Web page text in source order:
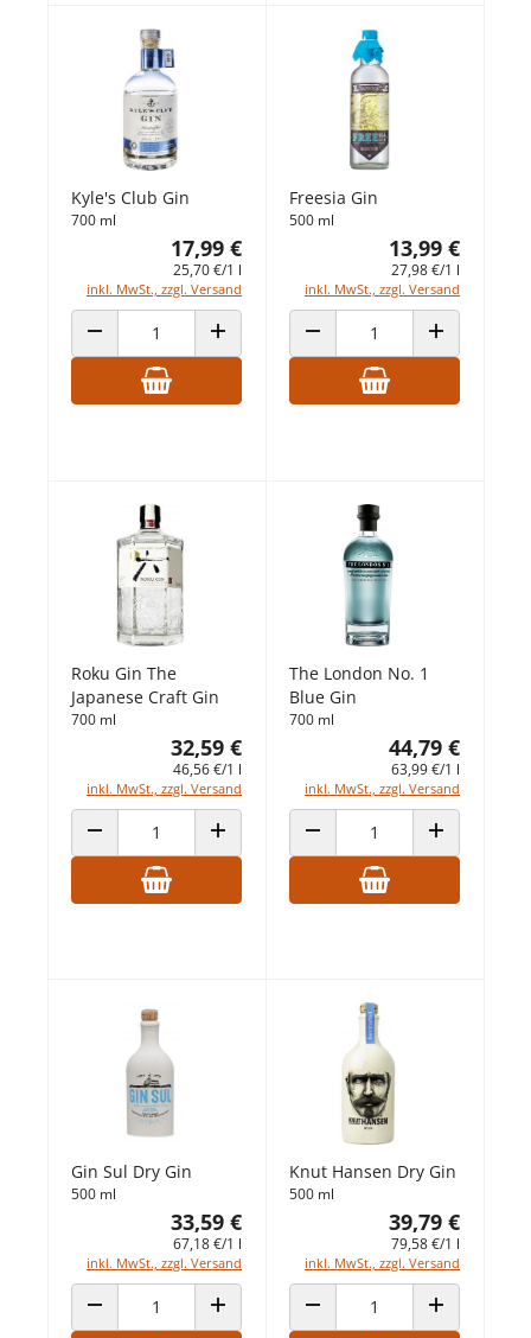
Kyle's Club Gin
700 ml
17,99 €
25,70 €/1 l
inkl. MwSt., zzgl. Versand
ANZAHL VERRINGERNANZAHL ERHÖHEN
Freesia Gin
500 ml
13,99 €
27,98 €/1 l
inkl. MwSt., zzgl. Versand
ANZAHL VERRINGERNANZAHL
Roku Gin The
Japanese Craft Gin
700 ml
32,59 €
46,56 €/1 l
inkl. MwSt., zzgl. Versand
ANZAHL VERRINGERNANZAHL ERHÖHEN
The London No. 1
Blue Gin
700 ml
44,79 €
63,99 €/1 l
inkl. MwSt., zzgl. Versand
ANZAHL VERRINGERNANZAHL
Gin Sul Dry Gin
500 ml
33,59 €
67,18 €/1 l
inkl. MwSt., zzgl. Versand
ANZAHL VERRINGERNANZAHL ERHÖHEN
Knut Hansen Dry Gin
500 ml
39,79 €
79,58 €/1 l
inkl. MwSt., zzgl. Versand
ANZAHL VERRINGERNANZAHL